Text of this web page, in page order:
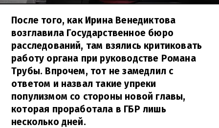
После того, как Ирина Венедиктова
возглавила Государственное бюро
расследований, там взялись критиковать
работу органа при руководстве Романа
Трубы. Впрочем, тот не замедлил с
ответом и назвал такие упреки
популизмом со стороны новой главы,
которая проработала в ГБР лишь
несколько дней.